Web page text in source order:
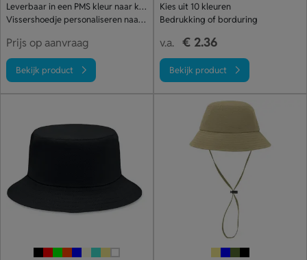
Leverbaar in een PMS kleur naar keuze
Vissershoedje personaliseren naar wens
Prijs op aanvraag
Bekijk product
Kies uit 10 kleuren
Bedrukking of borduring
v.a. € 2.36
Bekijk product